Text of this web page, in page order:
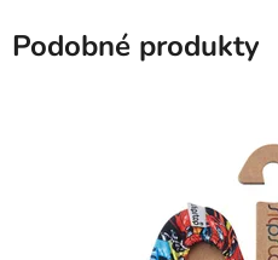
Podobné produkty